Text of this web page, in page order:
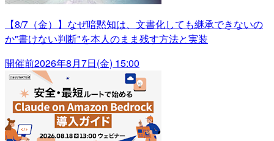
【8/7（金）】なぜ暗黙知は、文書化しても継承できないの
か"書けない判断"を本人のまま残す方法と実装
開催前2026年8月7日(金) 15:00